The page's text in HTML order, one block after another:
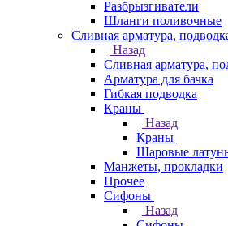
Разбрызгиватели
Шланги поливочные
Сливная арматура,
Назад
Сливная арматура,
Арматура для бачка
Гибкая подводка
Краны
Назад
Краны
Шаровые
Манжеты, прокладки
Прочее
Сифоны
Назад